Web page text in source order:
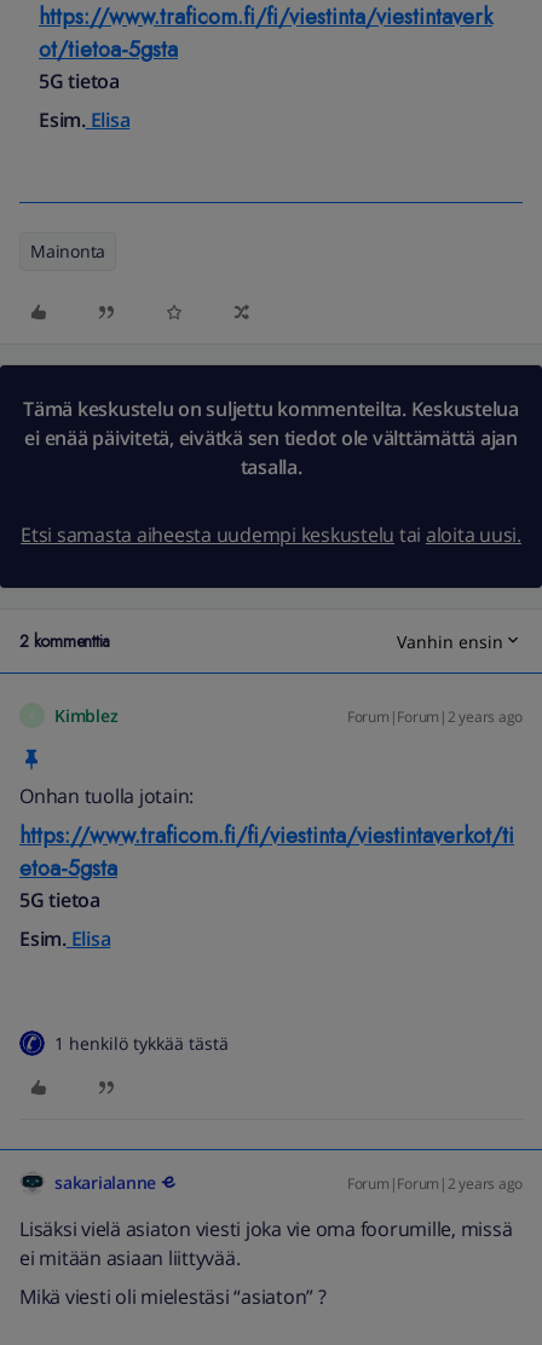
https://www.traficom.fi/fi/viestinta/viestintaverk
ot/tietoa-5gsta
5G tietoa
Esim.Elisa
Mainonta
Tämä keskustelu on suljettu kommenteilta. Keskustelua
ei enää päivitetä, eivätkä sen tiedot ole välttämättä ajan
tasalla.
Etsi samasta aiheesta uudempi keskustelu tai aloita uusi.
2 kommenttia Vanhin ensin
Kimblez Forum|Forum|2 years ago
Onhan tuolla jotain:
https://www.traficom.fi/fi/viestinta/viestintaverkot/ti
etoa-5gsta
5G tietoa
Esim.Elisa
1 henkilö tykkää tästä
sakarialanne Forum|Forum|2 years ago
Lisäksi vielä asiaton viesti joka vie oma foorumille, missä
ei mitään asiaan liittyvää.
Mikä viesti oli mielestäsi “asiaton” ?